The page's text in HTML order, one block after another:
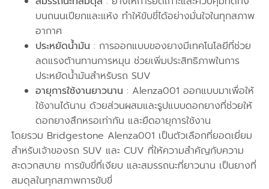
บนถนนเปียกและแห้ง ทำให้ขับขี่ได้อย่างมั่นใจในทุกสภาพ
อากาศ
ประหยัดน้ำมัน : การออกแบบของยางมีเทคโนโลยีที่ช่วย
ลดแรงต้านทานการหมุน ช่วยเพิ่มประสิทธิภาพในการ
ประหยัดน้ำมันสำหรับรถ SUV
อายุการใช้งานยาวนาน : Alenza001 ออกแบบมาเพื่อให้
ใช้งานได้นาน ด้วยส่วนผสมและรูปแบบดอกยางที่ช่วยให้
ดอกยางสึกหรอเท่ากัน และยืดอายุการใช้งาน
โดยรวม Bridgestone Alenza001 เป็นตัวเลือกที่ยอดเยี่ยม
สำหรับเจ้าของรถ SUV และ CUV ที่ให้ความสำคัญกับความ
สะดวกสบาย การขับขี่ที่เงียบ และสมรรถนะที่ยาวนาน เป็นยางที่
สมดุลในทุกสภาพการขับขี่